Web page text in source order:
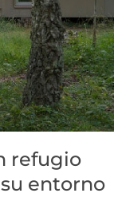
refugio
entorno